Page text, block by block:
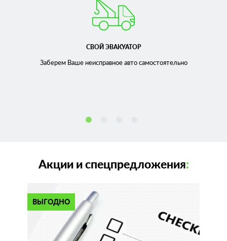
СВОЙ ЭВАКУАТОР
Заберем Ваше неисправноеавто самостоятельно
Акции и спецпредложения:
ВЫГОДНО